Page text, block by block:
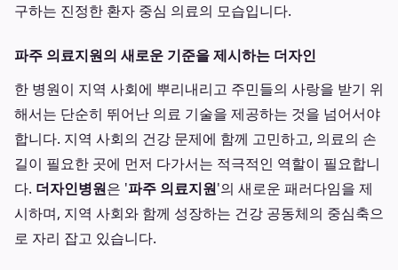
구하는 진정한 환자 중심 의료의 모습입니다.
파주 의료지원의 새로운 기준을 제시하는 더자인
한 병원이 지역 사회에 뿌리내리고 주민들의 사랑을 받기 위
해서는 단순히 뛰어난 의료 기술을 제공하는 것을 넘어서야
합니다. 지역 사회의 건강 문제에 함께 고민하고, 의료의 손
길이 필요한 곳에 먼저 다가서는 적극적인 역할이 필요합니
다. 더자인병원은 '파주 의료지원'의 새로운 패러다임을 제
시하며, 지역 사회와 함께 성장하는 건강 공동체의 중심축으
로 자리 잡고 있습니다.